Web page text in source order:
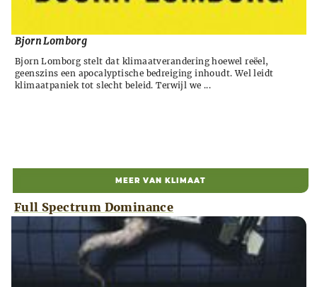
Bjorn Lomborg
Bjorn Lomborg stelt dat klimaatverandering hoewel reëel,
geenszins een apocalyptische bedreiging inhoudt. Wel leidt
klimaatpaniek tot slecht beleid. Terwijl we ...
MEER VAN KLIMAAT
Full Spectrum Dominance